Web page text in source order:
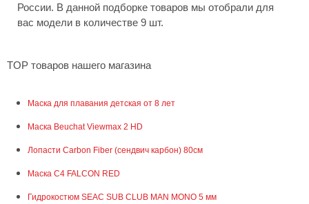
России. В данной подборке товаров мы отобрали для
вас модели в количестве 9 шт.
TOP товаров нашего магазина
Маска для плавания детская от 8 лет
Маска Beuchat Viewmax 2 HD
Лопасти Carbon Fiber (сендвич карбон) 80см
Маска C4 FALCON RED
Гидрокостюм SEAC SUB CLUB MAN MONO 5 мм